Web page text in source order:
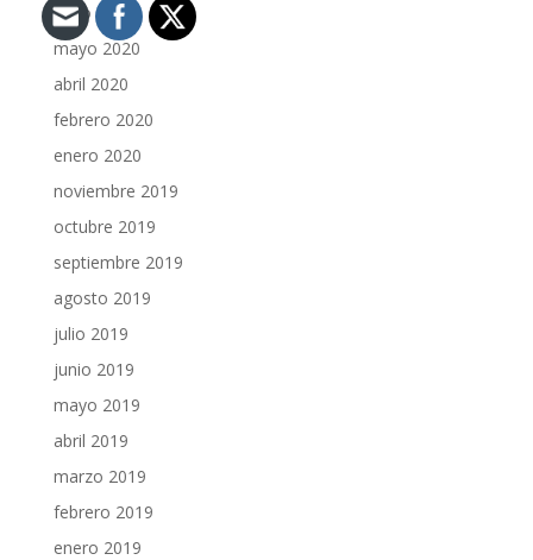
junio 2020
mayo 2020
abril 2020
febrero 2020
enero 2020
noviembre 2019
octubre 2019
septiembre 2019
agosto 2019
julio 2019
junio 2019
mayo 2019
abril 2019
marzo 2019
febrero 2019
enero 2019